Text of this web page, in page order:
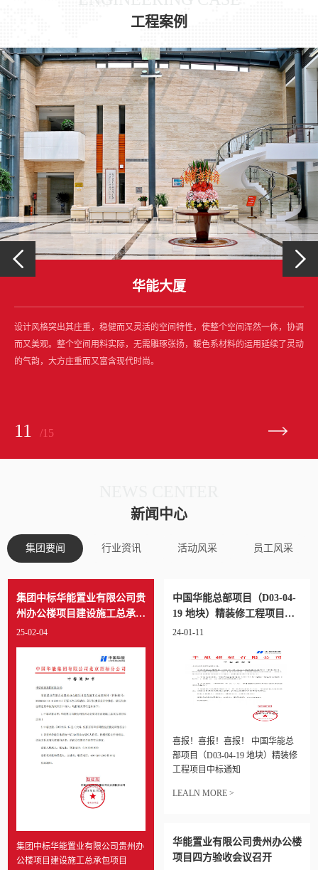
工程案例
华能大厦
设计风格突出其庄重，稳健而又灵活的空间特性，使整个空间浑然一体，协调
而又美观。整个空间用料实际，无需雕琢张扬，暖色系材料的运用延续了灵动
的气韵，大方庄重而又富含现代时尚。
11 /15
新闻中心
集团要闻 行业资讯 活动风采 员工风采
集团中标华能置业有限公司贵
州办公楼项目建设施工总承包
项目
25-02-04
集团中标华能置业有限公司贵州办
公楼项目建设施工总承包项目
中国华能总部项目（D03-04-
19 地块）精装修工程项目中
标通知
24-01-11
喜报！喜报！喜报！ 中国华能总
部项目（D03-04-19 地块）精装修
工程项目中标通知
LEALN MORE >
华能置业有限公司贵州办公楼
项目四方验收会议召开